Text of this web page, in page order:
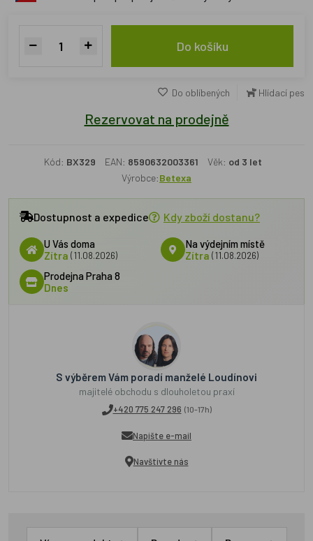
Do košíku
Do oblíbených Hlídací pes
Rezervovat na prodejně
Kód: BX329 EAN: 8590632003361 Věk: od 3 let
Výrobce:Betexa
Dostupnost a expedice Kdy zboží dostanu?
U Vás doma
Zítra (11.08.2026)
Na výdejním místě
Zítra (11.08.2026)
Prodejna Praha 8
Dnes
S výběrem Vám poradí manželé Loudínovi
majitelé obchodu s dlouholetou praxí
+420 775 247 296 (10-17h)
Napište e-mail
Navštivte nás